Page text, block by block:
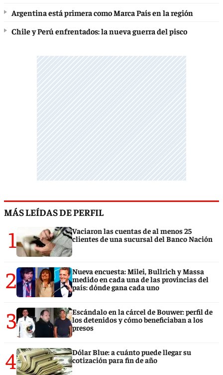
Argentina está primera como Marca País en la región
Chile y Perú enfrentados: la nueva guerra del pisco
MÁS LEÍDAS DE PERFIL
1
Vaciaron las cuentas de al menos 25
clientes de una sucursal del Banco Nación
2
Nueva encuesta: Milei, Bullrich y Massa
medido en cada una de las provincias del
país: dónde gana cada uno
3
Escándalo en la cárcel de Bouwer: perfil de
los detenidos y cómo beneficiaban a los
presos
4
Dólar Blue: a cuánto puede llegar su
cotización para fin de año